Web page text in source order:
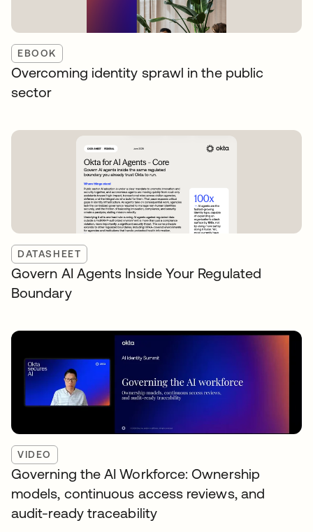
EBOOK
Overcoming identity sprawl in the public
sector
DATASHEET
Govern AI Agents Inside Your Regulated
Boundary
VIDEO
Governing the AI Workforce: Ownership
models, continuous access reviews, and
audit-ready traceability